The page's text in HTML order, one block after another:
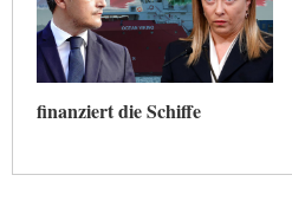
finanziert die Schiffe